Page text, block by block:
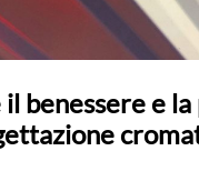
benessere e